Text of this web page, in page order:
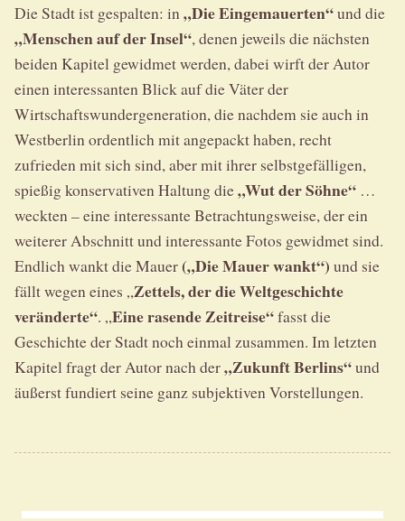
Die Stadt ist gespalten: in„Die Eingemauerten“und die
„Menschen auf der Insel“, denen jeweils die nächsten
beiden Kapitel gewidmet werden, dabei wirft der Autor
einen interessanten Blick auf die Väter der
Wirtschaftswundergeneration, die nachdem sie auch in
Westberlin ordentlich mit angepackt haben, recht
zufrieden mit sich sind, aber mit ihrer selbstgefälligen,
spießig konservativen Haltung die„Wut der Söhne“ …
weckten – eine interessante Betrachtungsweise, der ein
weiterer Abschnitt und interessante Fotos gewidmet sind.
Endlich wankt die Mauer(„Die Mauer wankt“)und sie
fällt wegen eines „Zettels, der die Weltgeschichte
veränderte“. „Eine rasende Zeitreise“fasst die
Geschichte der Stadt noch einmal zusammen. Im letzten
Kapitel fragt der Autor nach der„Zukunft Berlins“und
äußerst fundiert seine ganz subjektiven Vorstellungen.